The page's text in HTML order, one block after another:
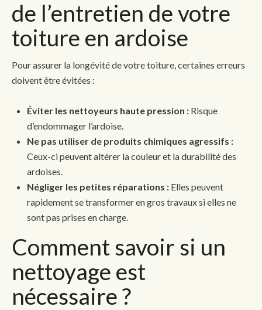
de l’entretien de votre
toiture en ardoise
Pour assurer la longévité de votre toiture, certaines erreurs
doivent être évitées :
Éviter les nettoyeurs haute pression : Risque
d’endommager l’ardoise.
Ne pas utiliser de produits chimiques agressifs :
Ceux-ci peuvent altérer la couleur et la durabilité des
ardoises.
Négliger les petites réparations : Elles peuvent
rapidement se transformer en gros travaux si elles ne
sont pas prises en charge.
Comment savoir si un
nettoyage est
nécessaire ?